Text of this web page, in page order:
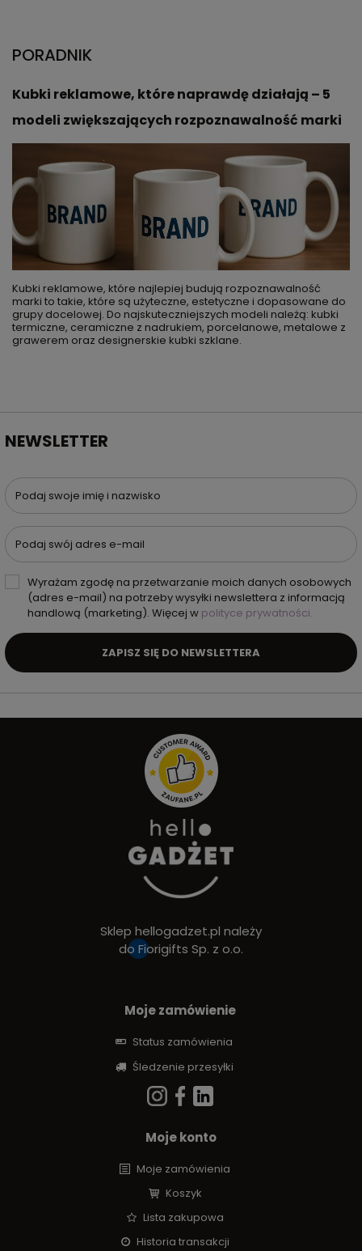
PORADNIK
Kubki reklamowe, które naprawdę działają – 5
modeli zwiększających rozpoznawalność marki
Kubki reklamowe, które najlepiej budują rozpoznawalność
marki to takie, które są użyteczne, estetyczne i dopasowane do
grupy docelowej. Do najskuteczniejszych modeli należą: kubki
termiczne, ceramiczne z nadrukiem, porcelanowe, metalowe z
grawerem oraz designerskie kubki szklane.
NEWSLETTER
Podaj swoje imię i nazwisko
Podaj swój adres e-mail
Wyrażam zgodę na przetwarzanie moich danych osobowych
(adres e-mail) na potrzeby wysyłki newslettera z informacją
handlową (marketing). Więcej w polityce prywatności.
ZAPISZ SIĘ DO NEWSLETTERA
Sklep hellogadzet.pl należy
do Fiorigifts Sp. z o.o.
Moje zamówienie
Status zamówienia
Śledzenie przesyłki
Moje konto
Moje zamówienia
Koszyk
Lista zakupowa
Historia transakcji